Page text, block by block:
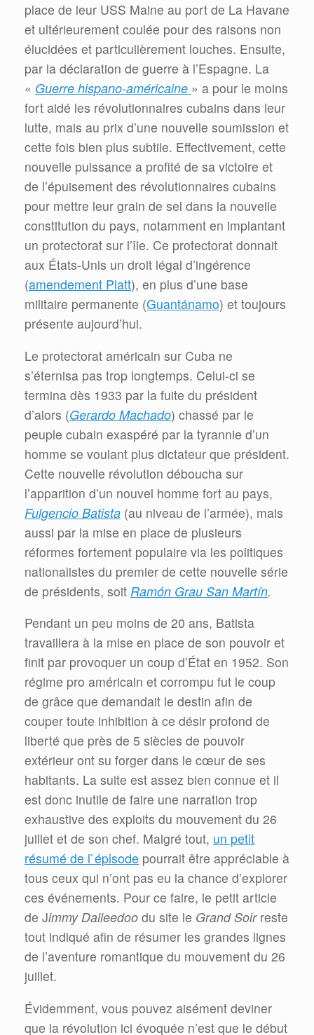
place de leur USS Maine au port de La Havane
et ultérieurement coulée pour des raisons non
élucidées et particulièrement louches. Ensuite,
par la déclaration de guerre à l’Espagne. La
« Guerre hispano-américaine » a pour le moins
fort aidé les révolutionnaires cubains dans leur
lutte, mais au prix d’une nouvelle soumission et
cette fois bien plus subtile. Effectivement, cette
nouvelle puissance a profité de sa victoire et
de l’épuisement des révolutionnaires cubains
pour mettre leur grain de sel dans la nouvelle
constitution du pays, notamment en implantant
un protectorat sur l’île. Ce protectorat donnait
aux États-Unis un droit légal d’ingérence
(amendement Platt), en plus d’une base
militaire permanente (Guantánamo) et toujours
présente aujourd’hui.
Le protectorat américain sur Cuba ne
s’éternisa pas trop longtemps. Celui-ci se
termina dès 1933 par la fuite du président
d’alors (Gerardo Machado) chassé par le
peuple cubain exaspéré par la tyrannie d’un
homme se voulant plus dictateur que président.
Cette nouvelle révolution déboucha sur
l’apparition d’un nouvel homme fort au pays,
Fulgencio Batista (au niveau de l’armée), mais
aussi par la mise en place de plusieurs
réformes fortement populaire via les politiques
nationalistes du premier de cette nouvelle série
de présidents, soit Ramón Grau San Martín.
Pendant un peu moins de 20 ans, Batista
travaillera à la mise en place de son pouvoir et
finit par provoquer un coup d’État en 1952. Son
régime pro américain et corrompu fut le coup
de grâce que demandait le destin afin de
couper toute inhibition à ce désir profond de
liberté que près de 5 siècles de pouvoir
extérieur ont su forger dans le cœur de ses
habitants. La suite est assez bien connue et il
est donc inutile de faire une narration trop
exhaustive des exploits du mouvement du 26
juillet et de son chef. Malgré tout, un petit
résumé de l`épisode pourrait être appréciable à
tous ceux qui n’ont pas eu la chance d’explorer
ces événements. Pour ce faire, le petit article
de Jimmy Dalleedoo du site le Grand Soirreste
tout indiqué afin de résumer les grandes lignes
de l’aventure romantique du mouvement du 26
juillet.
Évidemment, vous pouvez aisément deviner
que la révolution ici évoquée n’est que le début